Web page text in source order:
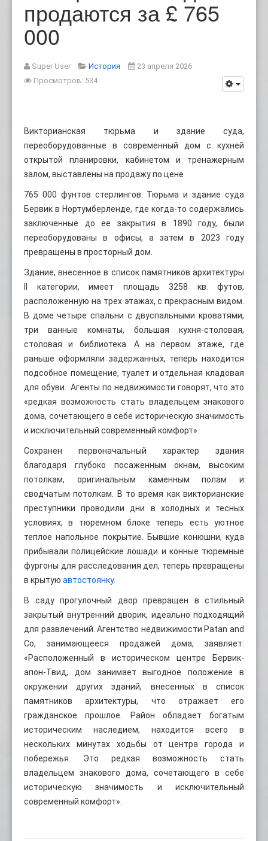
продаются за £ 765
000
Super User История
23 апреля 2026
Просмотров: 534
Викторианская тюрьма и здание суда,
переоборудованные в современный дом с кухней
открытой планировки, кабинетом и тренажерным
залом, выставлены на продажу по цене
765 000 фунтов стерлингов. Тюрьма и здание суда
Бервик в Нортумберленде, где когда-то содержались
заключенные до ее закрытия в 1890 году, были
переоборудованы в офисы, а затем в 2023 году
превращены в просторный дом.
Здание, внесенное в список памятников архитектуры
II категории, имеет площадь 3258 кв. футов,
расположенную на трех этажах, с прекрасным видом.
В доме четыре спальни с двуспальными кроватями,
три ванные комнаты, большая кухня-столовая,
столовая и библиотека. А на первом этаже, где
раньше оформляли задержанных, теперь находится
подсобное помещение, туалет и отдельная кладовая
для обуви. Агенты по недвижимости говорят, что это
«редкая возможность стать владельцем знакового
дома, сочетающего в себе историческую значимость
и исключительный современный комфорт».
Сохранен первоначальный характер здания
благодаря глубоко посаженным окнам, высоким
потолкам, оригинальным каменным полам и
сводчатым потолкам. В то время как викторианские
преступники проводили дни в холодных и тесных
условиях, в тюремном блоке теперь есть уютное
теплое напольное покрытие. Бывшие конюшни, куда
прибывали полицейские лошади и конные тюремные
фургоны для расследования дел, теперь превращены
в крытую автостоянку.
В саду прогулочный двор превращен в стильный
закрытый внутренний дворик, идеально подходящий
для развлечений. Агентство недвижимости Patan and
Co, занимающееся продажей дома, заявляет:
«Расположенный в историческом центре Бервик-
апон-Твид, дом занимает выгодное положение в
окружении других зданий, внесенных в список
памятников архитектуры, что отражает его
гражданское прошлое. Район обладает богатым
историческим наследием, находится всего в
нескольких минутах ходьбы от центра города и
побережья. Это редкая возможность стать
владельцем знакового дома, сочетающего в себе
историческую значимость и исключительный
современный комфорт».